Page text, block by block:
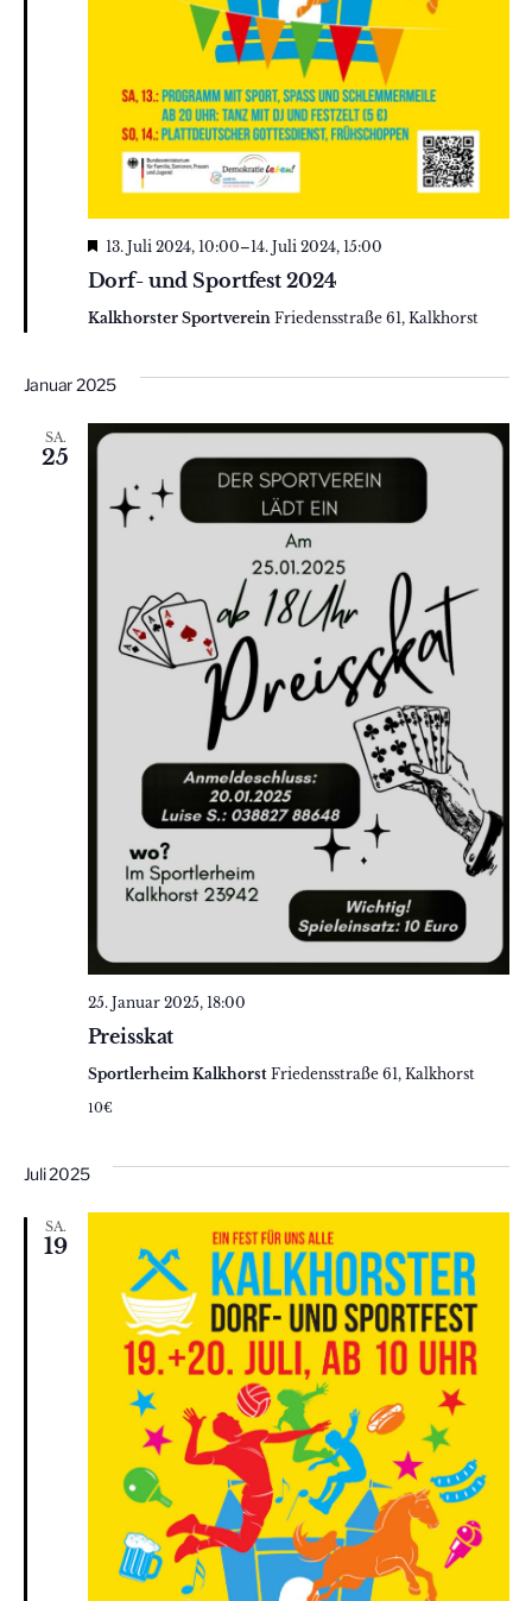
Dorf- und Sportfest 2024
Hervorgehoben
13. Juli 2024, 10:00–14. Juli 2024, 15:00
Kalkhorster Sportverein Friedensstraße 61, Kalkhorst
Januar 2025
SA.
25
Preisskat
25. Januar 2025, 18:00
Sportlerheim Kalkhorst Friedensstraße 61, Kalkhorst
10€
Juli 2025
SA.
19